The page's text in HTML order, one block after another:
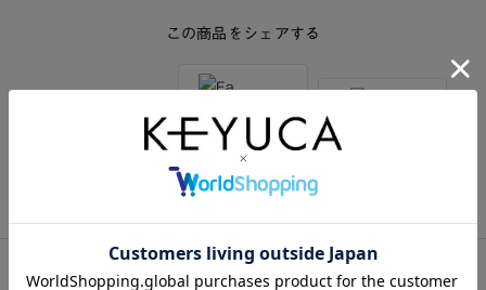
この商品をシェアする
Facebook